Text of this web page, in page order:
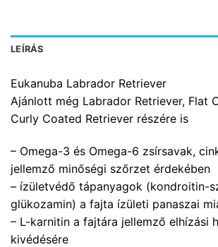
LEÍRÁS
Eukanuba Labrador Retriever
Ajánlott még Labrador Retriever, Flat
Curly Coated Retriever részére is
– Omega-3 és Omega-6 zsírsavak,
jellemző minőségi szőrzet érdekében
– ízületvédő tápanyagok (kondroitin-
glükozamin) a fajta ízületi panaszai
– L-karnitin a fajtára jellemző elhízási
kivédésére